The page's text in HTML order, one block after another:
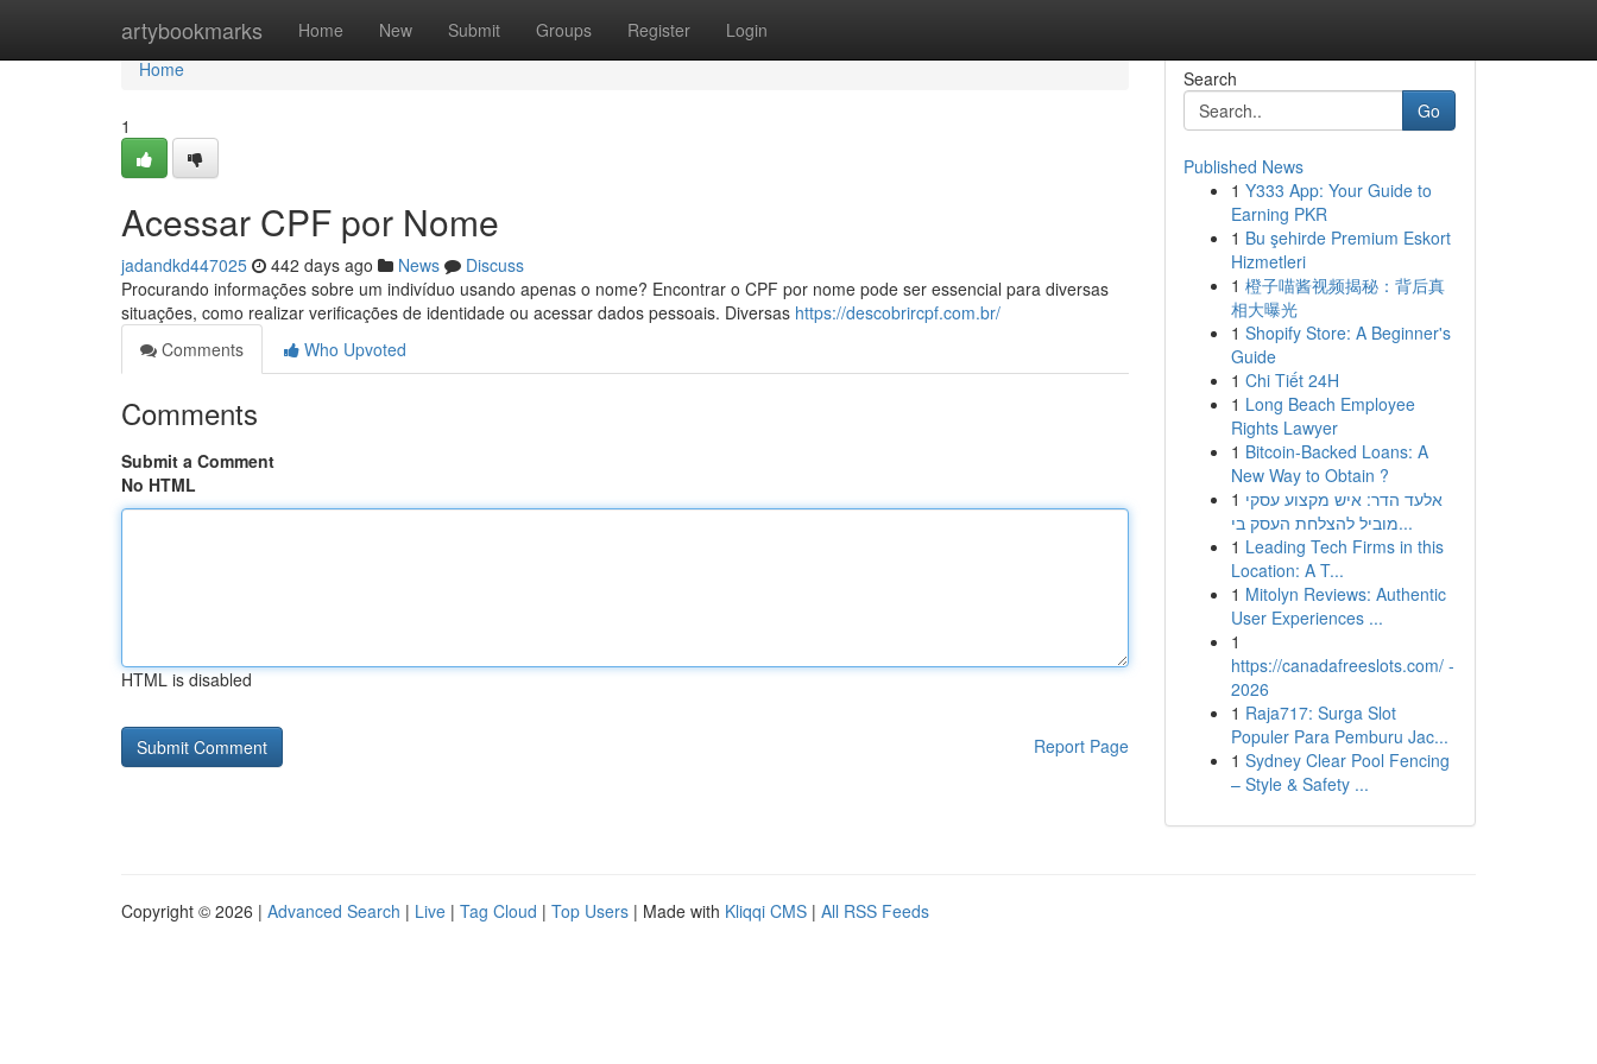
artybookmarks Home New Submit Groups Register Login
Home
Home
1
Acessar CPF por Nome
jadandkd447025 442 days ago News
Discuss
Procurando informações sobre um indivíduo usando apenas o nome? Encontrar o CPF por nome pode ser essencial para diversas
situações, como realizar verificações de identidade ou acessar dados pessoais. Diversas https://descobrircpf.com.br/
Comments
Who Upvoted
Comments
Submit a Comment
No HTML
HTML is disabled
Report Page
Search
Go
Published News
1 Y333 App: Your Guide to
Earning PKR
1 Bu şehirde Premium Eskort
Hizmetleri
1 橙子喵酱视频揭秘：背后真
相大曝光
1 Shopify Store: A Beginner's
Guide
1 Chi Tiết 24H
1 Long Beach Employee
Rights Lawyer
1 Bitcoin-Backed Loans: A
New Way to Obtain ?
1 אלעד הדר: איש מקצוע עסקי
מוביל להצלחת העסק בי...
1 Leading Tech Firms in this
Location: A T...
1 Mitolyn Reviews: Authentic
User Experiences ...
1
https://canadafreeslots.com/ -
2026
1 Raja717: Surga Slot
Populer Para Pemburu Jac...
1 Sydney Clear Pool Fencing
– Style & Safety ...
Copyright © 2026 | Advanced Search | Live | Tag Cloud | Top Users | Made with Kliqqi CMS | All RSS Feeds